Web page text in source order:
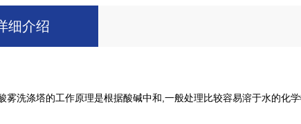
细介绍
雾洗涤塔的工作原理是根据酸碱中和,一般处理比较容易溶于水的化学